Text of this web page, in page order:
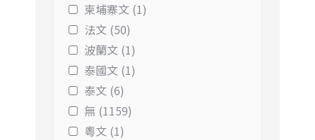
柬埔寨文 (1)
法文 (50)
波蘭文 (1)
泰國文 (1)
泰文 (6)
無 (1159)
粵文 (1)